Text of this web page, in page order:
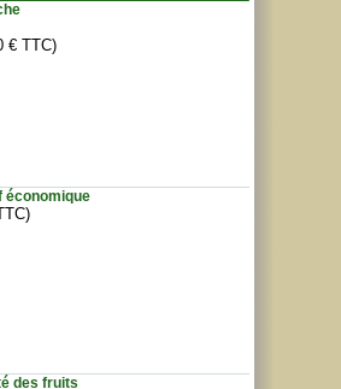
€ TTC)
économique
des fruits